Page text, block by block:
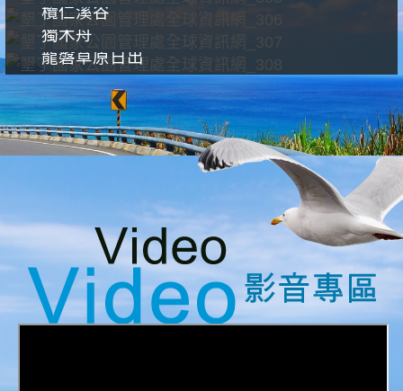
欖仁溪谷
獨木舟
龍磐草原日出